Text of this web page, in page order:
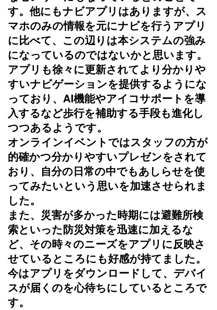
す。他にもナビアプリはありますが、ス
マホのみの情報を元にナビを行うアプリ
に比べて、この辺りは本システムの強み
になっているのではないかと思います。
アプリも徐々に更新されてより分かりや
すいナビゲーションを提供するようにな
っており、AI機能やアイコサポートを導
入するなど歩行を補助する手段も進化し
つつあるようです。
オンラインイベントではスタッフの方が
的確かつ分かりやすいプレゼンをされて
おり、自分の日常の中でもあしらせを使
ってみたいという思いを加速させられま
した。
また、災害が多かった時期には避難所検
索といった防災対策を迅速に加えるな
ど、その時々のニーズをアプリに反映さ
せているところにも好感が持てました。
今はアプリをダウンロードして、デバイ
スが届くのを心待ちにしているところで
す。